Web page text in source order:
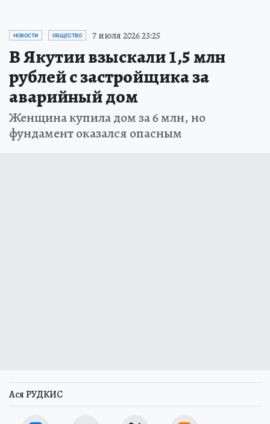
НОВОСТИ ОБЩЕСТВО 7 июля 2026 23:25
В Якутии взыскали 1,5 млн
рублей с застройщика за
аварийный дом
Женщина купила дом за 6 млн, но
фундамент оказался опасным
Ася РУДКИС